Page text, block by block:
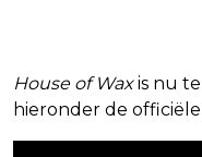
House of Waxis nu te
hieronder de